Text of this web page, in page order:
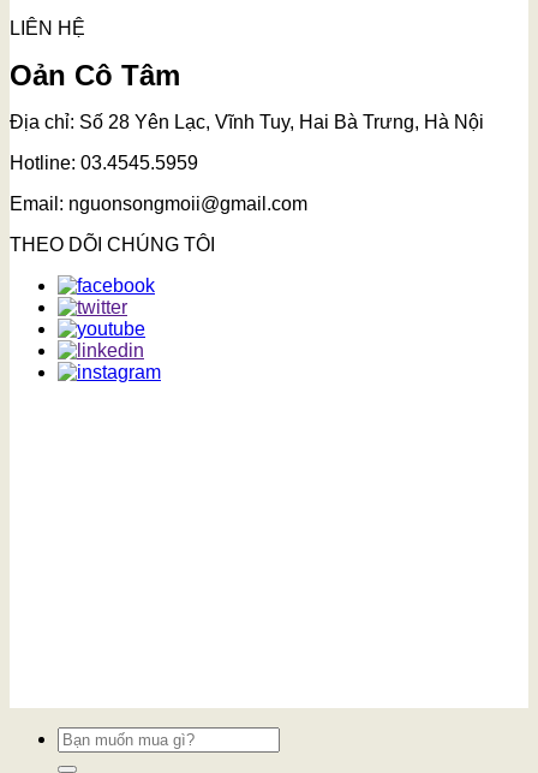
LIÊN HỆ
Oản Cô Tâm
Địa chỉ: Số 28 Yên Lạc, Vĩnh Tuy, Hai Bà Trưng, Hà Nội
Hotline: 03.4545.5959
Email: nguonsongmoii@gmail.com
THEO DÕI CHÚNG TÔI
Tìm
kiếm: